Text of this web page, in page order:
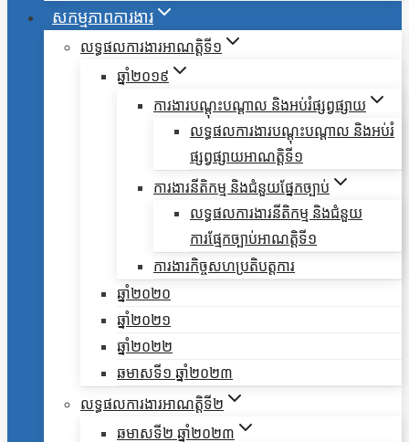
សកម្មភាពការងារ
លទ្ធផលការងារអាណត្តិទី១
ឆ្នាំ២០១៩
ការងារបណ្តុះបណ្តាល និងអប់រំផ្សព្វផ្សាយ
លទ្ធផលការងារបណ្តុះបណ្តាល និងអប់រំ
ផ្សព្វផ្សាយអាណត្តិទី១
ការងារនីតិកម្ម និងជំនួយផ្នែកច្បាប់
លទ្ធផលការងារនីតិកម្ម និងជំនួយ
ការផ្មែកច្បាប់អាណត្តិទី១
ការងារកិច្ចសហប្រតិបត្តការ
ឆ្នាំ២០២០
ឆ្នាំ២០២១
ឆ្នាំ២០២២
ឆមាសទី១ ឆ្នាំ២០២៣
លទ្ធផលការងារអាណត្តិទី២
ឆមាសទី២ ឆ្នាំ២០២៣